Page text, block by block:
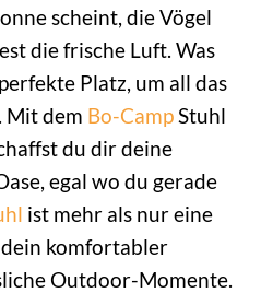
scheint, die Vögel
die frische Luft. Was
Platz, um all das
Mit dem Bo-Camp Stuhl
du dir deine
egal wo du gerade
ist mehr als nur eine
komfortabler
Outdoor-Momente.